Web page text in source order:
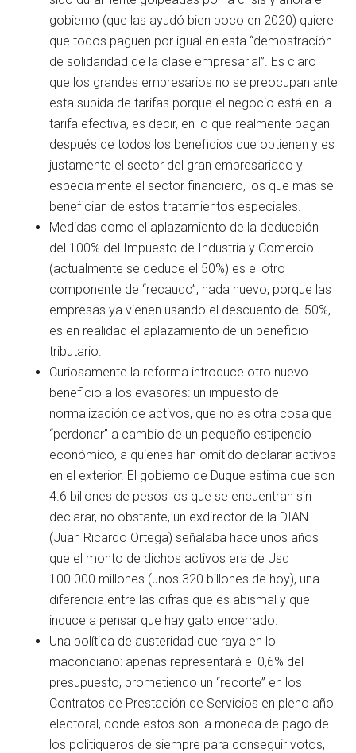
gobierno (que las ayudó bien poco en 2020) quiere
que todos paguen por igual en esta “demostración
de solidaridad de la clase empresarial”. Es claro
que los grandes empresarios no se preocupan ante
esta subida de tarifas porque el negocio está en la
tarifa efectiva, es decir, en lo que realmente pagan
después de todos los beneficios que obtienen y es
justamente el sector del gran empresariado y
especialmente el sector financiero, los que más se
benefician de estos tratamientos especiales.
Medidas como el aplazamiento de la deducción
del 100% del Impuesto de Industria y Comercio
(actualmente se deduce el 50%) es el otro
componente de “recaudo”, nada nuevo, porque las
empresas ya vienen usando el descuento del 50%,
es en realidad el aplazamiento de un beneficio
tributario.
Curiosamente la reforma introduce otro nuevo
beneficio a los evasores: un impuesto de
normalización de activos, que no es otra cosa que
“perdonar” a cambio de un pequeño estipendio
económico, a quienes han omitido declarar activos
en el exterior. El gobierno de Duque estima que son
4.6 billones de pesos los que se encuentran sin
declarar, no obstante, un exdirector de la DIAN
(Juan Ricardo Ortega) señalaba hace unos años
que el monto de dichos activos era de Usd
100.000 millones (unos 320 billones de hoy), una
diferencia entre las cifras que es abismal y que
induce a pensar que hay gato encerrado.
Una política de austeridad que raya en lo
macondiano: apenas representará el 0,6% del
presupuesto, prometiendo un “recorte” en los
Contratos de Prestación de Servicios en pleno año
electoral, donde estos son la moneda de pago de
los politiqueros de siempre para conseguir votos,